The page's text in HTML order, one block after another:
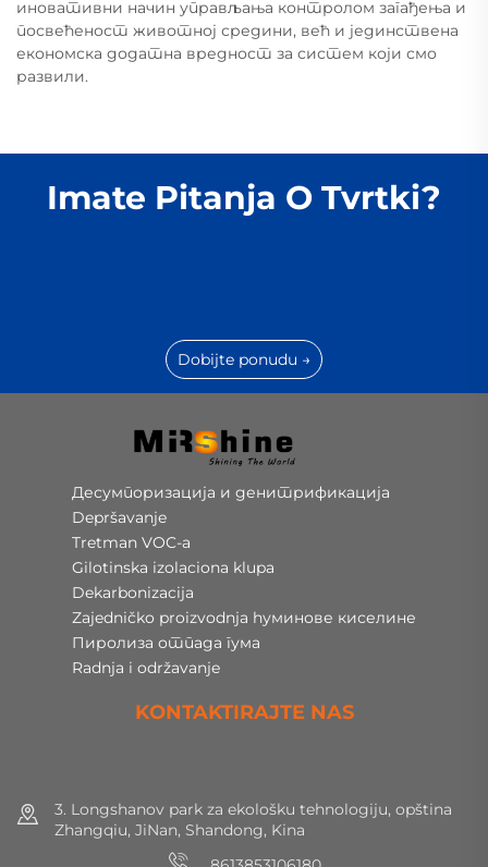
иновативни начин управљања контролом загађења и
посвећеност животној средини, већ и јединствена
економска додатна вредност за систем који смо
развили.
Imate Pitanja O Tvrtki?
Dobijte ponudu →
Десумпоризација и денитрификација
Depršavanje
Tretman VOC-a
Gilotinska izolaciona klupa
Dekarbonizacija
Zajedničko proizvodnja hуминове киселине
Пиролиза отпада гума
Radnja i održavanje
KONTAKTIRAJTE NAS
3. Longshanov park za ekološku tehnologiju, opština
Zhangqiu, JiNan, Shandong, Kina